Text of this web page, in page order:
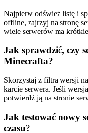
Najpierw odśwież listę i
offline, zajrzyj na stronę
wiele serwerów ma
Jak sprawdzić, czy
Minecrafta?
Skorzystaj z filtra wersji
karcie serwera. Jeśli
potwierdź ją na stronie
Jak testować nowy
czasu?